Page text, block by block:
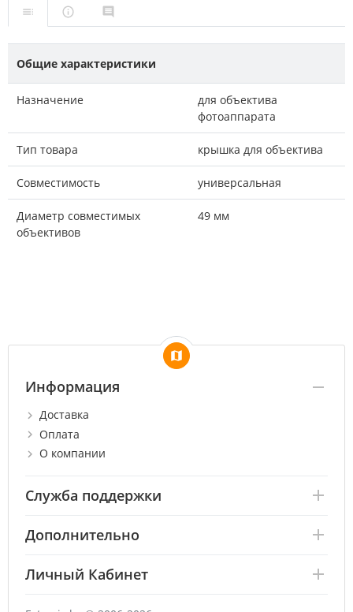
Общие характеристики
Назначение
для объектива
фотоаппарата
Тип товара крышка для объектива
Совместимость универсальная
Диаметр совместимых
объективов
49 мм
Информация
Доставка
Оплата
О компании
Служба поддержки
Дополнительно
Личный Кабинет